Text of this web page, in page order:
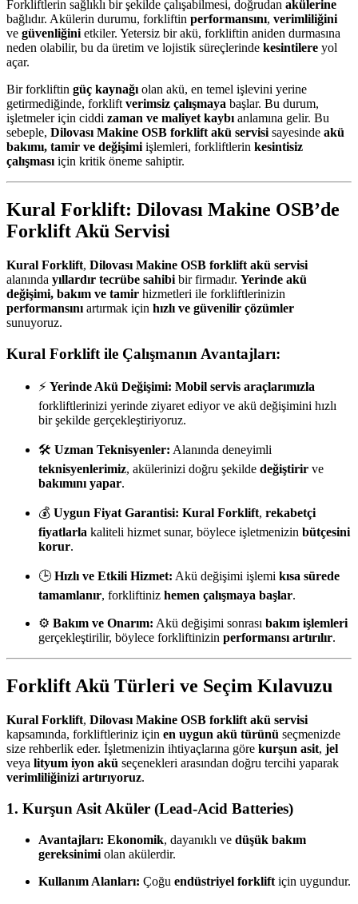
Forkliftlerin sağlıklı bir şekilde çalışabilmesi, doğrudan akülerine
bağlıdır. Akülerin durumu, forkliftin performansını, verimliliğini
ve güvenliğini etkiler. Yetersiz bir akü, forkliftin aniden durmasına
neden olabilir, bu da üretim ve lojistik süreçlerinde kesintilere yol
açar.
Bir forkliftin güç kaynağı olan akü, en temel işlevini yerine
getirmediğinde, forklift verimsiz çalışmaya başlar. Bu durum,
işletmeler için ciddi zaman ve maliyet kaybı anlamına gelir. Bu
sebeple, Dilovası Makine OSB forklift akü servisi sayesinde akü
bakımı, tamir ve değişimi işlemleri, forkliftlerin kesintisiz
çalışması için kritik öneme sahiptir.
Kural Forklift: Dilovası Makine OSB’de
Forklift Akü Servisi
Kural Forklift, Dilovası Makine OSB forklift akü servisi
alanında yıllardır tecrübe sahibi bir firmadır. Yerinde akü
değişimi, bakım ve tamir hizmetleri ile forkliftlerinizin
performansını artırmak için hızlı ve güvenilir çözümler
sunuyoruz.
Kural Forklift ile Çalışmanın Avantajları:
⚡ Yerinde Akü Değişimi: Mobil servis araçlarımızla
forkliftlerinizi yerinde ziyaret ediyor ve akü değişimini hızlı
bir şekilde gerçekleştiriyoruz.
🛠️ Uzman Teknisyenler: Alanında deneyimli
teknisyenlerimiz, akülerinizi doğru şekilde değiştirir ve
bakımını yapar.
💰 Uygun Fiyat Garantisi: Kural Forklift, rekabetçi
fiyatlarla kaliteli hizmet sunar, böylece işletmenizin bütçesini
korur.
🕒 Hızlı ve Etkili Hizmet: Akü değişimi işlemi kısa sürede
tamamlanır, forkliftiniz hemen çalışmaya başlar.
⚙️ Bakım ve Onarım: Akü değişimi sonrası bakım işlemleri
gerçekleştirilir, böylece forkliftinizin performansı artırılır.
Forklift Akü Türleri ve Seçim Kılavuzu
Kural Forklift, Dilovası Makine OSB forklift akü servisi
kapsamında, forkliftleriniz için en uygun akü türünü seçmenizde
size rehberlik eder. İşletmenizin ihtiyaçlarına göre kurşun asit, jel
veya lityum iyon akü seçenekleri arasından doğru tercihi yaparak
verimliliğinizi artırıyoruz.
1. Kurşun Asit Aküler (Lead-Acid Batteries)
Avantajları: Ekonomik, dayanıklı ve düşük bakım
gereksinimi olan akülerdir.
Kullanım Alanları: Çoğu endüstriyel forklift için uygundur.